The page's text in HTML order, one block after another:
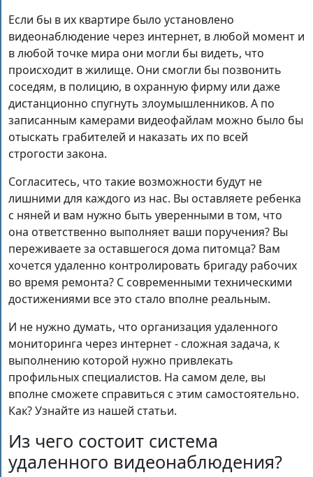
Если бы в их квартире было установлено
видеонаблюдение через интернет, в любой момент и
в любой точке мира они могли бы видеть, что
происходит в жилище. Они смогли бы позвонить
соседям, в полицию, в охранную фирму или даже
дистанционно спугнуть злоумышленников. А по
записанным камерами видеофайлам можно было бы
отыскать грабителей и наказать их по всей
строгости закона.
Согласитесь, что такие возможности будут не
лишними для каждого из нас. Вы оставляете ребенка
с няней и вам нужно быть уверенными в том, что
она ответственно выполняет ваши поручения? Вы
переживаете за оставшегося дома питомца? Вам
хочется удаленно контролировать бригаду рабочих
во время ремонта? С современными техническими
достижениями все это стало вполне реальным.
И не нужно думать, что организация удаленного
мониторинга через интернет - сложная задача, к
выполнению которой нужно привлекать
профильных специалистов. На самом деле, вы
вполне сможете справиться с этим самостоятельно.
Как? Узнайте из нашей статьи.
Из чего состоит система
удаленного видеонаблюдения?